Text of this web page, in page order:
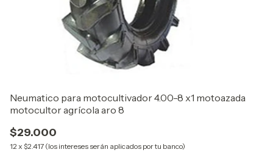
Neumatico para motocultivador 4.00-8 x1 motoazada
motocultor agrícola aro 8
$29.000
12 x $2.417 (los intereses serán aplicados por tu banco)